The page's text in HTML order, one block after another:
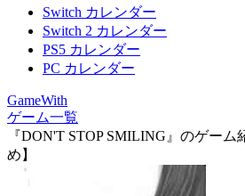
Switch カレンダー
Switch 2 カレンダー
PS5 カレンダー
PC カレンダー
GameWith
ゲーム一覧
『DON'T STOP SMILING』のゲーム
め】